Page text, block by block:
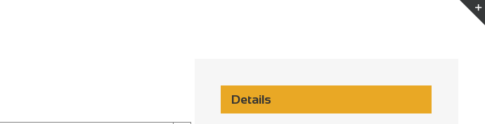
Details